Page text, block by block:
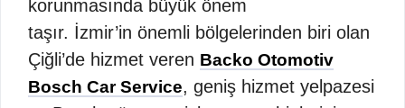
korunmasında büyük önem
taşır. İzmir’in önemli bölgelerinden biri olan
Çiğli’de hizmet veren Backo Otomotiv
Bosch Car Service, geniş hizmet yelpazesi